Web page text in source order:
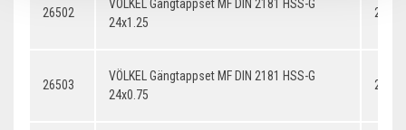
26502
VÖLKEL Gängtappset MF DIN 2181 HSS-G
24x1.25
26503
VÖLKEL Gängtappset MF DIN 2181 HSS-G
24x0.75